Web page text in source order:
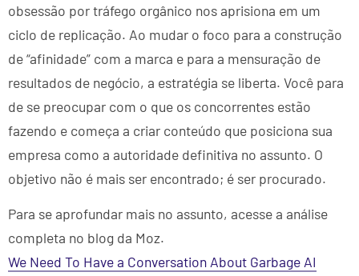
obsessão por tráfego orgânico nos aprisiona em um
ciclo de replicação. Ao mudar o foco para a construção
de “afinidade” com a marca e para a mensuração de
resultados de negócio, a estratégia se liberta. Você para
de se preocupar com o que os concorrentes estão
fazendo e começa a criar conteúdo que posiciona sua
empresa como a autoridade definitiva no assunto. O
objetivo não é mais ser encontrado; é ser procurado.
Para se aprofundar mais no assunto, acesse a análise
completa no blog da Moz.
We Need To Have a Conversation About Garbage AI